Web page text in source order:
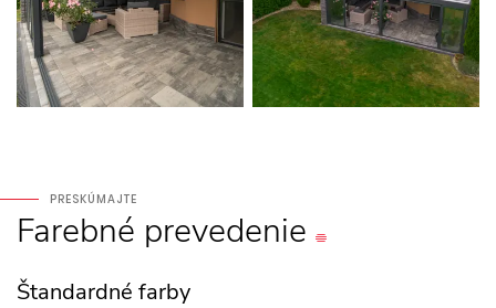
PRESKÚMAJTE
Farebné prevedenie
Štandardné farby